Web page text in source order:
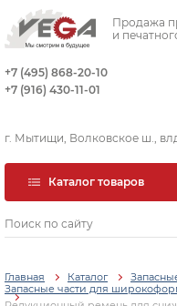
Продажа
и
+7 (495) 868-20-10
+7 (916) 430-11-01
г. Мытищи, Волковское ш.,
Каталог товаров
Главная Каталог
Запасные части для